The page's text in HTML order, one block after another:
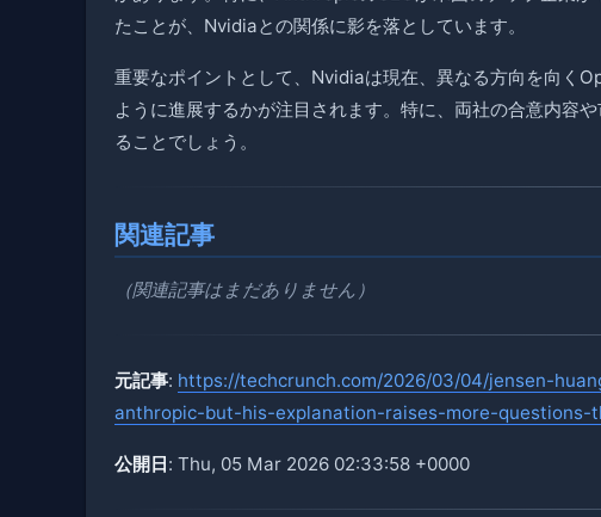
たことが、Nvidiaとの関係に影を落としています。
重要なポイントとして、Nvidiaは現在、異なる方向を向く
ように進展するかが注目されます。特に、両社の合意内容
ることでしょう。
関連記事
（関連記事はまだありません）
元記事: https://techcrunch.com/2026/03/04/jensen-
anthropic-but-his-explanation-raises-more-questions-
公開日: Thu, 05 Mar 2026 02:33:58 +0000